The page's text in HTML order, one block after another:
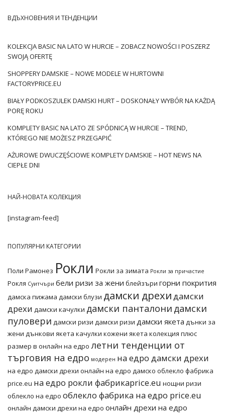
третирани първо като бельо, а след това и част от
актьори, които се появяват във филми, наред с други.
Удобните и в същото време невероятно стилни тениски
са неразделна част от женския и мъжкия външен вид от
години. Искате ли да привлечете вниманието на вашите
клиенти? Това ще ви помогне да инвестирате в различни
модели удобни ризи с къс ръкав, които ще се харесат …
ВДЪХНОВЕНИЯ И ТЕНДЕНЦИИ
KOLEKCJA BASIC NA LATO W HURCIE – ZOBACZ NOWOŚCI I POSZERZ
SWOJĄ OFERTĘ
SHOPPERY DAMSKIE – NOWE MODELE W HURTOWNI
FACTORYPRICE.EU
BIAŁY PODKOSZULEK DAMSKI HURT – DOSKONAŁY WYBÓR NA KAŻDĄ
PORĘ ROKU
KOMPLETY BASIC NA LATO ZE SPÓDNICĄ W HURCIE – TREND,
KTÓREGO NIE MOŻESZ PRZEGAPIĆ
AŻUROWE DWUCZĘŚCIOWE KOMPLETY DAMSKIE – HOT NEWS NA
CIEPŁE DNI
НАЙ-НОВАТА КОЛЕКЦИЯ
[instagram-feed]
ПОПУЛЯРНИ КАТЕГОРИИ
Поли Рамонез Рокли Рокли за зимата Рокли за причастие
Рокля Суитчъри бели ризи за жени блейзъри горни покрития
дамска пижама дамски блузи дамски дрехидамски
дрехи дамски качулки дамски панталони дамски
пуловери дамски ризи дамски ризи дамски якета дънки за
жени дънкови якета качулки кожени якета колекция плюс
размер в онлайн на едро летни тенденции от
търговия на едро модерен на едро дамски дрехи
на едро дамски дрехи онлайн на едро дамско облекло фабрика
price.eu на едро рокли фабрикаprice.eu нощни ризи
облекло на едро облекло фабрика на едро price.eu
онлайн дамски дрехи на едро онлайн дрехи на едро